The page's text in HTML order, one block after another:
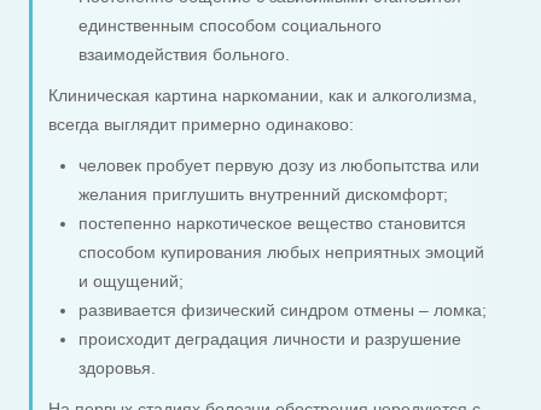
единственным способом социального
взаимодействия больного.
Клиническая картина наркомании, как и алкоголизма,
всегда выглядит примерно одинаково:
человек пробует первую дозу из любопытства или
желания приглушить внутренний дискомфорт;
постепенно наркотическое вещество становится
способом купирования любых неприятных эмоций
и ощущений;
развивается физический синдром отмены – ломка;
происходит деградация личности и разрушение
здоровья.